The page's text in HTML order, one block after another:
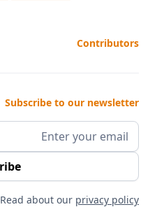
Contributors
Subscribe to our newsletter
Read about our privacy policy